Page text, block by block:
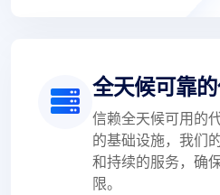
全天候可靠
信赖全天候可用的
的基础设施，我们
和持续的服务，确
限。